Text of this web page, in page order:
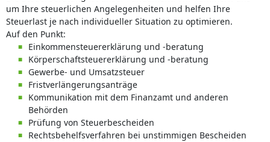
um Ihre steuerlichen Angelegenheiten und helfen Ihre
Steuerlast je nach individueller Situation zu optimieren.
Auf den Punkt:
Einkommensteuererklärung und -beratung
Körperschaftsteuererklärung und -beratung
Gewerbe- und Umsatzsteuer
Fristverlängerungsanträge
Kommunikation mit dem Finanzamt und anderen
Behörden
Prüfung von Steuerbescheiden
Rechtsbehelfsverfahren bei unstimmigen Bescheiden